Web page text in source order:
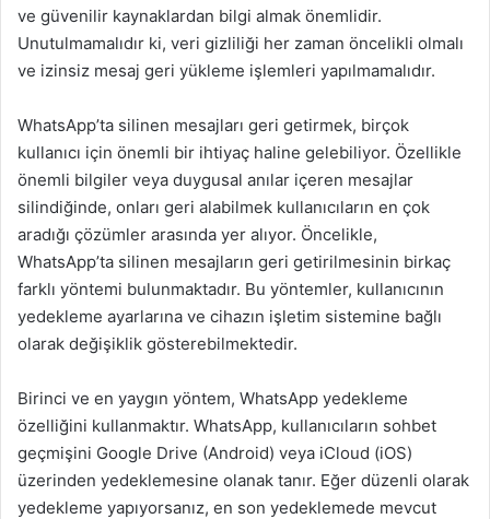
ve güvenilir kaynaklardan bilgi almak önemlidir.
Unutulmamalıdır ki, veri gizliliği her zaman öncelikli olmalı
ve izinsiz mesaj geri yükleme işlemleri yapılmamalıdır.
WhatsApp’ta silinen mesajları geri getirmek, birçok
kullanıcı için önemli bir ihtiyaç haline gelebiliyor. Özellikle
önemli bilgiler veya duygusal anılar içeren mesajlar
silindiğinde, onları geri alabilmek kullanıcıların en çok
aradığı çözümler arasında yer alıyor. Öncelikle,
WhatsApp’ta silinen mesajların geri getirilmesinin birkaç
farklı yöntemi bulunmaktadır. Bu yöntemler, kullanıcının
yedekleme ayarlarına ve cihazın işletim sistemine bağlı
olarak değişiklik gösterebilmektedir.
Birinci ve en yaygın yöntem, WhatsApp yedekleme
özelliğini kullanmaktır. WhatsApp, kullanıcıların sohbet
geçmişini Google Drive (Android) veya iCloud (iOS)
üzerinden yedeklemesine olanak tanır. Eğer düzenli olarak
yedekleme yapıyorsanız, en son yedeklemede mevcut